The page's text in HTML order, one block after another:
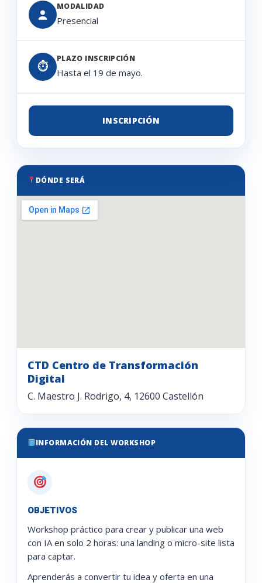
MODALIDAD
Presencial
⏱
PLAZO INSCRIPCIÓN
Hasta el 19 de mayo.
INSCRIPCIÓN
DÓNDE SERÁ
CTD Centro de Transformación
Digital
C. Maestro J. Rodrigo, 4, 12600 Castellón
INFORMACIÓN DEL WORKSHOP
OBJETIVOS
Workshop práctico para crear y publicar una web
con IA en solo 2 horas: una landing o micro-site lista
para captar.
Aprenderás a convertir tu idea y oferta en una